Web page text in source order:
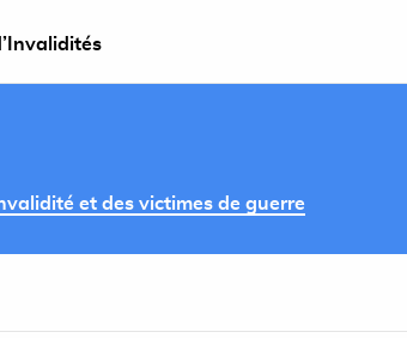
et des victimes de guerre